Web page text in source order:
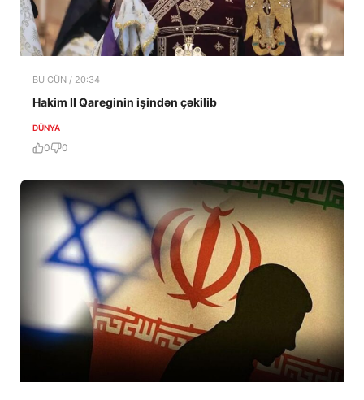
BU GÜN / 20:34
Hakim II Qareginin işindən çəkilib
DÜNYA
0 0